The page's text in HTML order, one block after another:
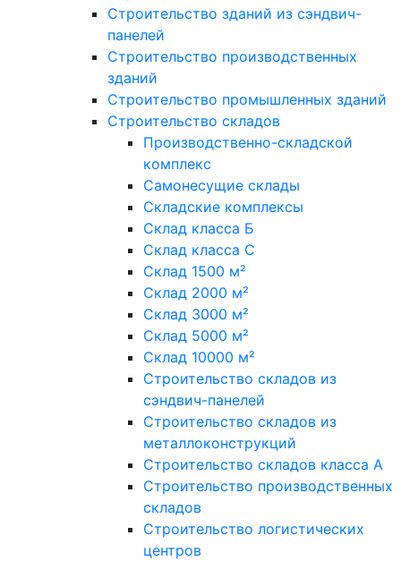
Строительство зданий из сэндвич-
панелей
Строительство производственных
зданий
Строительство промышленных зданий
Строительство складов
Производственно-складской
комплекс
Самонесущие склады
Складские комплексы
Склад класса Б
Склад класса С
Склад 1500 м²
Склад 2000 м²
Склад 3000 м²
Склад 5000 м²
Склад 10000 м²
Строительство складов из
сэндвич-панелей
Строительство складов из
металлоконструкций
Строительство складов класса А
Строительство производственных
складов
Строительство логистических
центров